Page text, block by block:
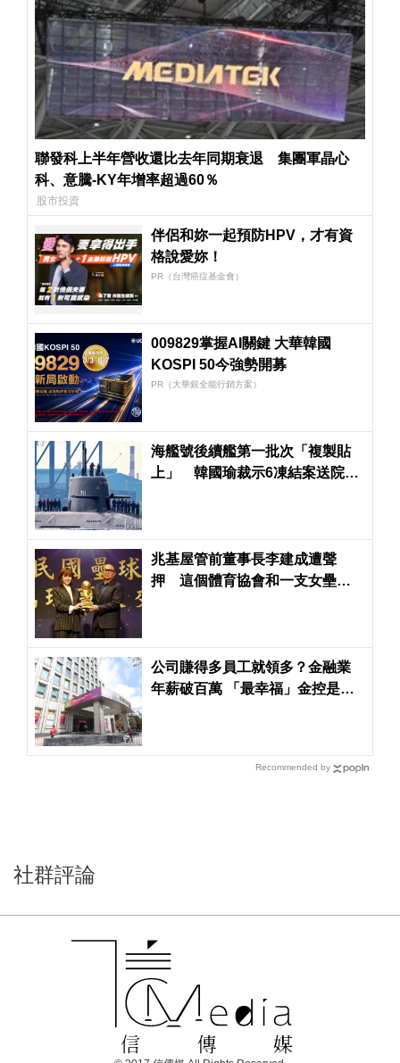
聯發科上半年營收還比去年同期衰退 集團軍晶心
科、意騰-KY年增率超過60％
股市投資
伴侶和妳一起預防HPV，才有資
格說愛妳！
PR（台灣癌症基金會）
009829掌握AI關鍵 大華韓國
KOSPI 50今強勢開募
PR（大華銀全能行銷方案）
海艦號後續艦第一批次「複製貼
上」 韓國瑜裁示6凍結案送院會
兆基屋管前董事長李建成遭聲
押 這個體育協會和一支女壘隊
公司賺得多員工就領多？金融業
年薪破百萬 「最幸福」金控是…
Recommended by
社群評論